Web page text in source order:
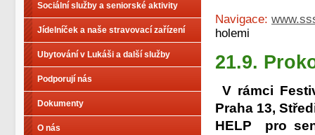
Sociální služby a seniorské aktivity
Jídelníček a naše stravovací zařízení
Ubytování v Lukáši a další služby
Podporují nás
Dokumenty
O nás
Navigace:
holemi
21.9.
V rámci
Praha 13,
HELP pro